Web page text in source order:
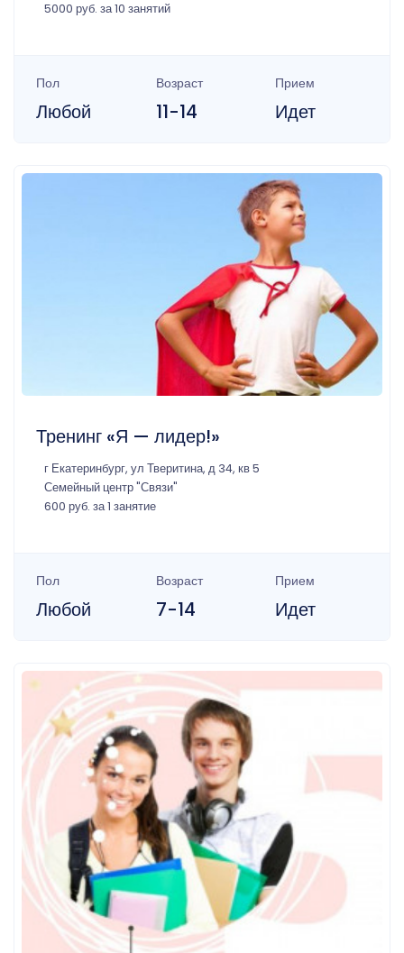
5000 руб. за 10 занятий
Пол
Любой
Возраст
11-14
Прием
Идет
Тренинг «Я — лидер!»
г Екатеринбург, ул Тверитина, д 34, кв 5
Семейный центр "Связи"
600 руб. за 1 занятие
Пол
Любой
Возраст
7-14
Прием
Идет